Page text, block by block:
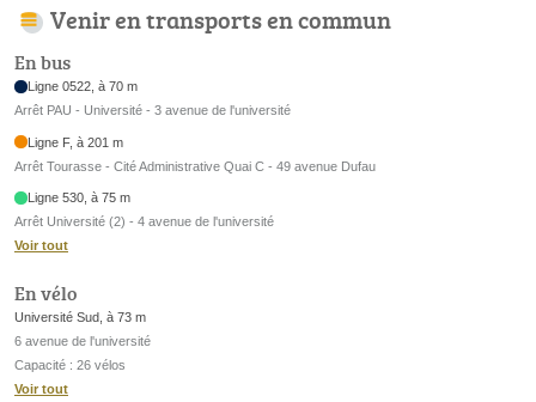
Venir en transports en commun
En bus
Ligne 0522, à 70 m
Arrêt PAU - Université - 3 avenue de l'université
Ligne F, à 201 m
Arrêt Tourasse - Cité Administrative Quai C - 49 avenue Dufau
Ligne 530, à 75 m
Arrêt Université (2) - 4 avenue de l'université
Voir tout
En vélo
Université Sud, à 73 m
6 avenue de l'université
Capacité : 26 vélos
Voir tout